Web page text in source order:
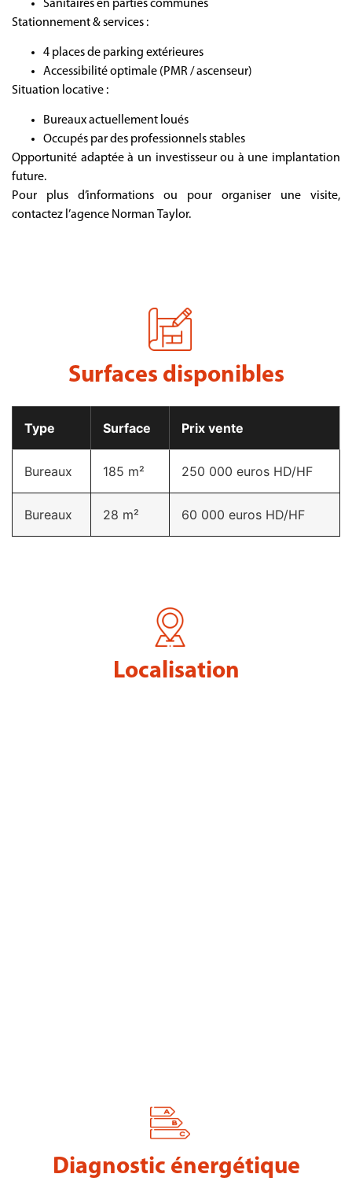
Sanitaires en parties communes
Stationnement & services :
4 places de parking extérieures
Accessibilité optimale (PMR / ascenseur)
Situation locative :
Bureaux actuellement loués
Occupés par des professionnels stables
Opportunité adaptée à un investisseur ou à une implantation
future.
Pour plus d’informations ou pour organiser une visite,
contactez l’agence Norman Taylor.
Surfaces disponibles​
Type Surface Prix vente
Bureaux 185 m² 250 000 euros HD/HF
Bureaux 28 m² 60 000 euros HD/HF
Localisation
Diagnostic énergétique